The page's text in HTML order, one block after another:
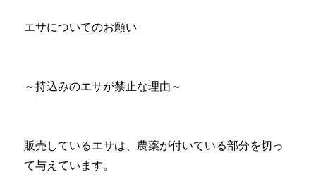
エサについてのお願い
～持込みのエサが禁止な理由～
販売しているエサは、農薬が付いている部分を切っ
て与えています。